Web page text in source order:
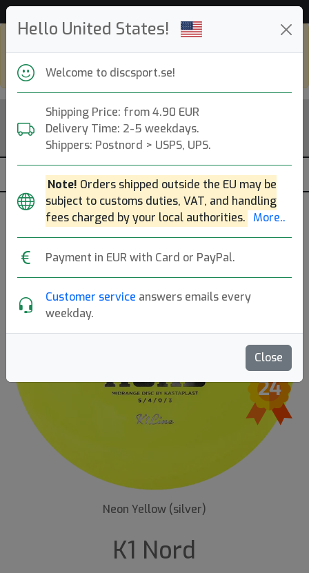
Hello United States!
Welcome to discsport.se!
Shipping Price: from 4.90 EUR
Delivery Time: 2-5 weekdays.
Shippers: Postnord > USPS, UPS.
Note! Orders shipped outside the EU may be
subject to customs duties, VAT, and handling
fees charged by your local authorities. More..
Payment in EUR with Card or PayPal.
Customer service answers emails every
weekday.
Close
go todiscsport.com
Next
24
Neon Yellow (silver)
K1 Nord